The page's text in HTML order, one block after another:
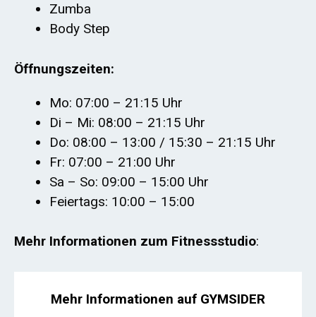
Zumba
Body Step
Öffnungszeiten:
Mo: 07:00 – 21:15 Uhr
Di – Mi: 08:00 – 21:15 Uhr
Do: 08:00 – 13:00 / 15:30 – 21:15 Uhr
Fr: 07:00 – 21:00 Uhr
Sa – So: 09:00 – 15:00 Uhr
Feiertags: 10:00 – 15:00
Mehr Informationen zum Fitnessstudio:
Mehr Informationen auf GYMSIDER